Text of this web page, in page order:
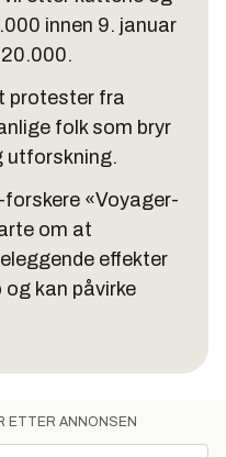
innen 9. januar
protester fra
folk som bryr
utforskning.
«Voyager-
om at
effekter
kan påvirke
ETTER ANNONSEN